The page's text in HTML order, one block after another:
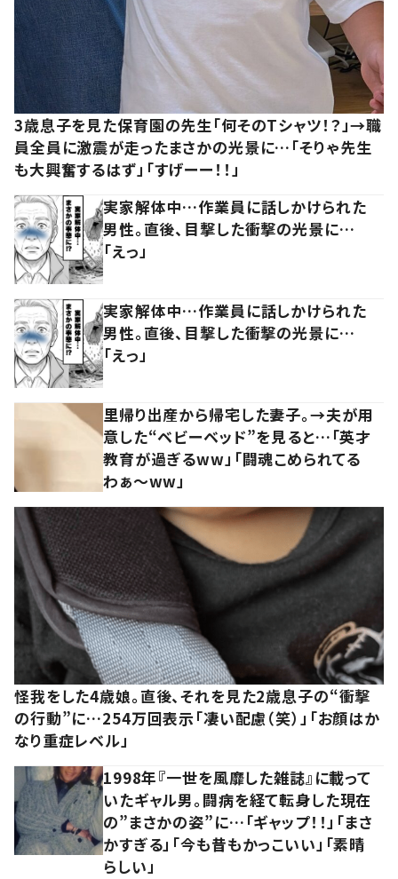
3歳息子を見た保育園の先生「何そのTシャツ！？」→職
員全員に激震が走ったまさかの光景に…「そりゃ先生
も大興奮するはず」「すげーー！！」
実家解体中…作業員に話しかけられた
男性。直後、目撃した衝撃の光景に…
「えっ」
実家解体中…作業員に話しかけられた
男性。直後、目撃した衝撃の光景に…
「えっ」
里帰り出産から帰宅した妻子。→夫が用
意した“ベビーベッド”を見ると…「英才
教育が過ぎるww」「闘魂こめられてる
わぁ～ww」
怪我をした4歳娘。直後、それを見た2歳息子の“衝撃
の行動”に…254万回表示「凄い配慮（笑）」「お顔はか
なり重症レベル」
1998年『一世を風靡した雑誌』に載って
いたギャル男。闘病を経て転身した現在
の”まさかの姿”に…「ギャップ！！」「まさ
かすぎる」「今も昔もかっこいい」「素晴
らしい」